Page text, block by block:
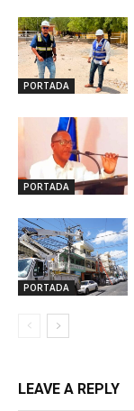
PORTADA
PORTADA
PORTADA
LEAVE A REPLY